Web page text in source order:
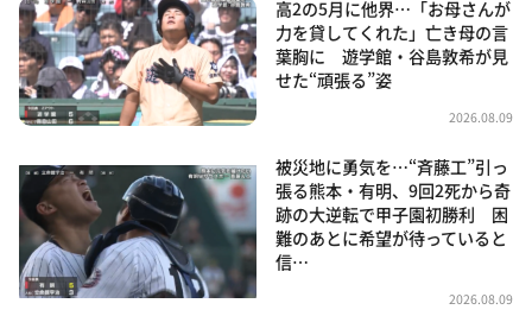
高2の5月に他界…「お母さんが
力を貸してくれた」亡き母の言
葉胸に 遊学館・谷島敦希が見
せた“頑張る”姿
2026.08.09
被災地に勇気を…“斉藤工”引っ
張る熊本・有明、9回2死から奇
跡の大逆転で甲子園初勝利 困
難のあとに希望が待っていると
信…
2026.08.09